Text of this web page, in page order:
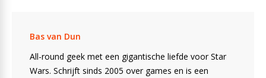
Bas van Dun
All-round geek met een gigantische liefde voor Star
Wars. Schrijft sinds 2005 over games en is een